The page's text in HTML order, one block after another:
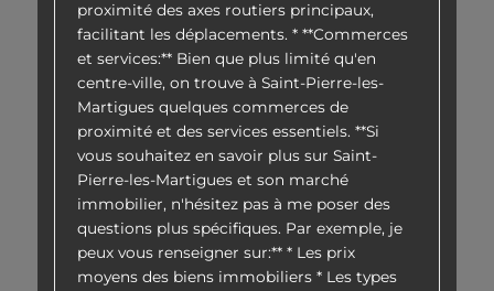
proximité des axes routiers principaux,
facilitant les déplacements. * **Commerces
et services:** Bien que plus limité qu'en
centre-ville, on trouve à Saint-Pierre-les-
Martigues quelques commerces de
proximité et des services essentiels. **Si
vous souhaitez en savoir plus sur Saint-
Pierre-les-Martigues et son marché
immobilier, n'hésitez pas à me poser des
questions plus spécifiques. Par exemple, je
peux vous renseigner sur:** * Les prix
moyens des biens immobiliers * Les types